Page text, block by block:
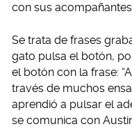
con sus
Se trata de frases
gato pulsa el botón,
el botón con la frase:
través de muchos
aprendió a pulsar el
se comunica con